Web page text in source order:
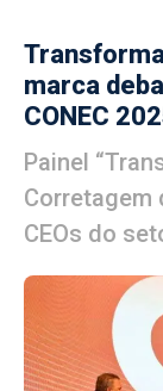
marca
CONEC
Painel
Corretagem
CEOs do